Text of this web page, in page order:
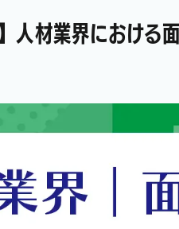
人材業界における